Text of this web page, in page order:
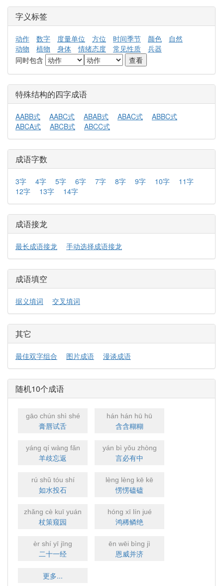
字义标签
动作 数字 度量单位 方位 时间季节 颜色
自然
动物
植物 身体 情绪态度 常见性质
兵器
同时包含
特殊结构的四字成语
AABB式 AABC式 ABAB式 ABAC式
ABBC式
ABCA式
ABCB式 ABCC式
成语字数
3字 4字 5字 6字 7字 8字 9字 10字
11字
12字
13字 14字
成语接龙
最长成语接龙 手动选择成语接龙
成语填空
据义填词 交叉填词
其它
最佳双字组合 图片成语 漫谈成语
随机10个成语
gāo chún shì shé
膏唇试舌
hán hán hū hū
含含糊糊
yáng qí wàng fǎn
羊歧忘返
yán bì yǒu zhòng
言必有中
rú shǔ tóu shí
如水投石
lèng lèng kē kē
愣愣磕磕
zhǎng cè kuī yuán
杖策窥园
hóng xī lín jué
鸿稀鳞绝
èr shí yī jīng
二十一经
ēn wēi bìng jì
恩威并济
更多...